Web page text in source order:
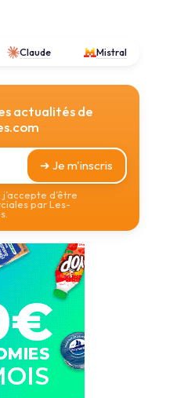
Claude Mistral
actualités de
➔ Je m'inscris
d’être
par Les-